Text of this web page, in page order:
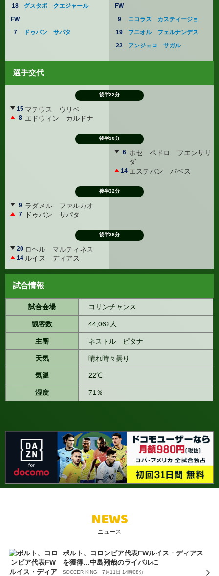
18
グスタボ クエジャール
FW
7
ドゥバン サパタ
FW
9
ニコラス カスティージョ
19
フニオル フェルナンデス
22
アンジェロ サガル
選手交代
後半22分
15 マテウス ウリベ
8 エドウィン カルドナ
後半30分
6 ホセ ペドロ フエンサリ
ダ
14 エステバン パベス
後半32分
9 ラダメル ファルカオ
7 ドゥバン サパタ
後半36分
20 ロヘル マルティネス
14 ルイス ディアス
試合情報
試合会場 コリンチャンス
観客数 44,062人
主審 ネストル ピタナ
天気 晴れ時々曇り
気温 22℃
湿度 71％
NEWS
ニュース
ポルト、コロンビア代表FWルイス・ディアス
を獲得…中島翔哉のライバルに
SOCCER KING 7月11日 14時08分